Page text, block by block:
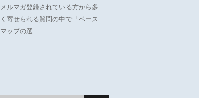
メルマガ登録されている方から多
く寄せられる質問の中で「ベース
マップの選